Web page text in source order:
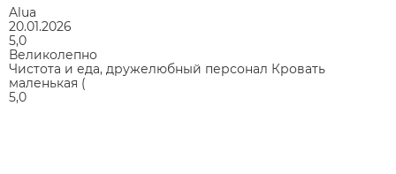
Alua
20.01.2026
5,0
Великолепно
Чистота и еда, дружелюбный персонал Кровать
маленькая (
5,0